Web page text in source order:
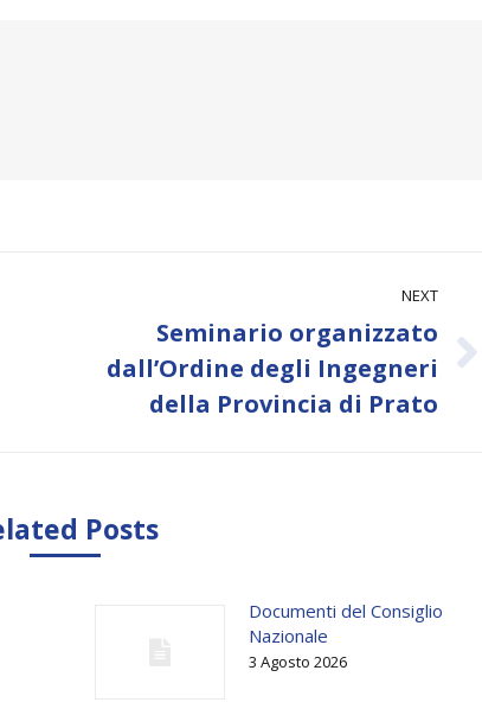
NEXT
Next
Seminario organizzato
dall’Ordine degli Ingegneri
della Provincia di Prato
Posts
Documenti del Consiglio
Nazionale
3 Agosto 2026